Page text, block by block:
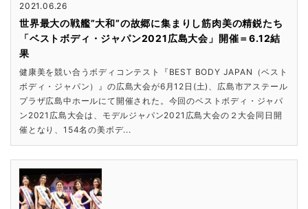
2021.06.26
世界最大の戦艦”大和”の故郷に集まりし筋肉美の精鋭たち
「ベストボディ・ジャパン2021広島大会」開催＝6.12結
果
健康美を競い合うボディコンテスト『BEST BODY JAPAN（ベスト
ボディ・ジャパン）』の広島大会が6月12日(土)、広島市アステール
プラザ広島中ホールにて開催された。今回のベストボディ・ジャパ
ン2021広島大会は、モデルジャパン2021広島大会の２大会同日開
催となり、154名の美ボデ...